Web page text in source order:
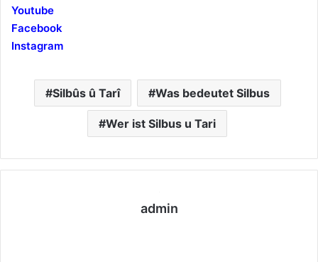
Youtube
Facebook
Instagram
Silbûs û Tarî Was bedeutet Silbus
Wer ist Silbus u Tari
admin